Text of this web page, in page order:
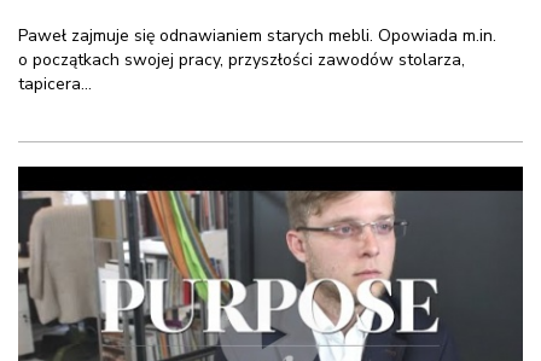
Paweł zajmuje się odnawianiem starych mebli. Opowiada m.in.
o początkach swojej pracy, przyszłości zawodów stolarza,
tapicera...